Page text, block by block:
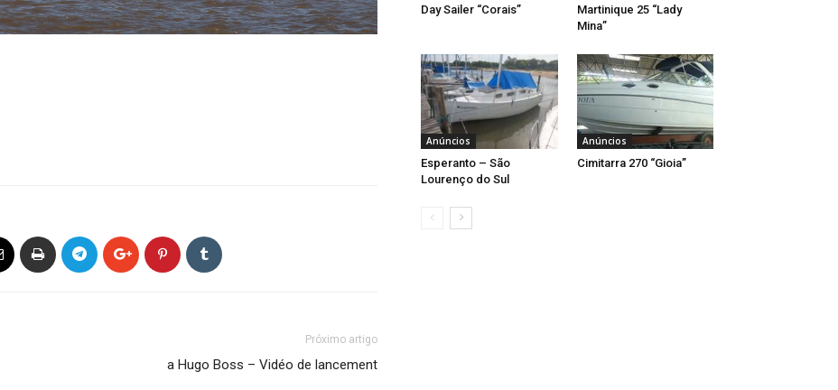
Próximo artigo
a Hugo Boss – Vidéo de lancement
Day Sailer “Corais”
Martinique 25 “Lady
Mina”
Anúncios
Esperanto – São
Lourenço do Sul
Anúncios
Cimitarra 270 “Gioia”